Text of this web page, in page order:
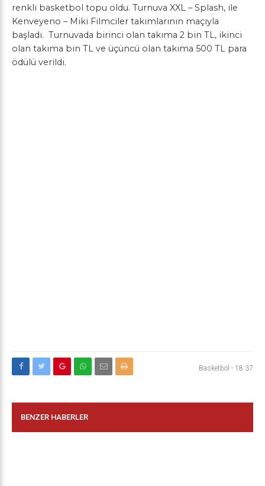
renkli basketbol topu oldu. Turnuva XXL – Splash, ile
Kenveyeno – Miki Filmciler takımlarının maçıyla
başladı. Turnuvada birinci olan takıma 2 bin TL, ikinci
olan takıma bin TL ve üçüncü olan takıma 500 TL para
ödülü verildi.
Basketbol - 18:37
BENZER HABERLER